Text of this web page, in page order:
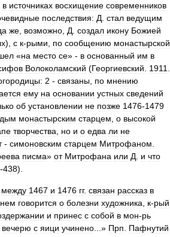
в источниках восхищение современников
последствия: Д стал ведущим
же возможно Д создал икону Божией
), с к-рыми по сообщению монастырской
«на место се» - в основанный им в
Волоколамский (Георгиевский 1911
2 - связаны по мнению
ему на основании устных сведений
об установлении не позже 1476-1479
монастырским старцем о высокой
творчества но и о едва ли не
- симоновским старцем Митрофаном
писма» от Митрофана или Д и что
-438).
между 1467 и 1476 гг. связан рассказ в
нем говорится о болезни художника к-рый
и принес с собой в мон-рь
вечерю с яици учинено ...» Прп
Пафнутий